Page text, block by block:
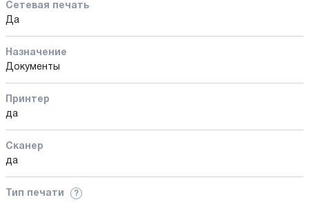
Сетевая печать
Да
Назначение
Документы
Принтер
да
Сканер
да
Тип печати ?